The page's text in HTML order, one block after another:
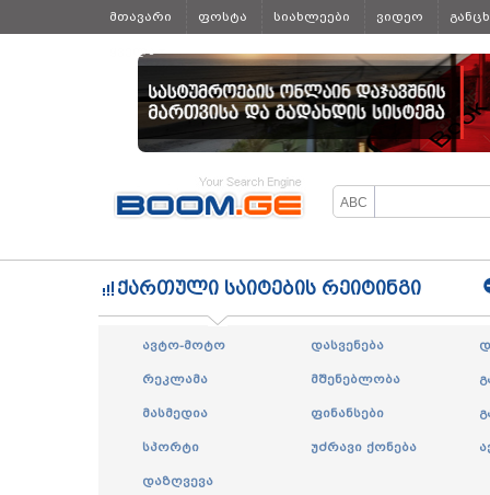
მთავარი ფოსტა სიახლეები ვიდეო
ყველა
ქართული საიტების რეიტინგი
ავტო-მოტო დასვენება
რეკლამა მშენებლობა
მასმედია ფინანსები
სპორტი უძრავი ქონება
დაზღვევა